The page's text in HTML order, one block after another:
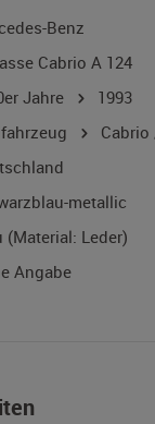
Benz
Cabrio A 124
Jahre
1993
metallic
(Material: Leder)
Angabe